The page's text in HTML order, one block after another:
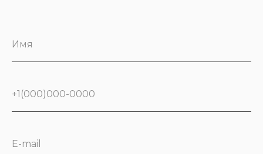
Имя
+1(000)000-0000
E-mail